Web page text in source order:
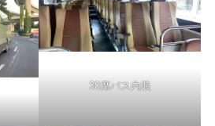
30席バス内装